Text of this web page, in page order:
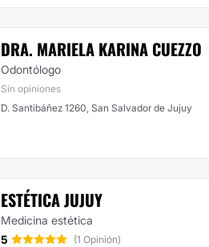
DRA. MARIELA KARINA CUEZZO
Odontólogo
Sin opiniones
D. Santibáñez 1260, San Salvador de Jujuy
ESTÉTICA JUJUY
Medicina estética
5
(1 Opinión)